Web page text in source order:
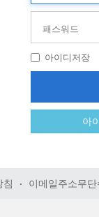
디
비
호 아이디저장
아
침 · 이메일주소무